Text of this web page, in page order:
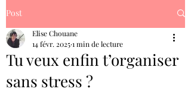
Post
Tu veux enfin t’organiser
sans stress ?
Elise Chouane
14 févr. 20251 min de lecture